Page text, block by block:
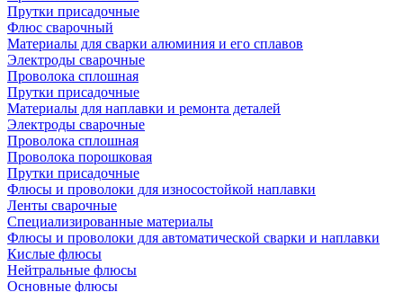
Прутки присадочные
Флюс сварочный
Материалы для сварки алюминия и его сплавов
Электроды сварочные
Проволока сплошная
Прутки присадочные
Материалы для наплавки и ремонта деталей
Электроды сварочные
Проволока сплошная
Проволока порошковая
Прутки присадочные
Флюсы и проволоки для износостойкой наплавки
Ленты сварочные
Специализированные материалы
Флюсы и проволоки для автоматической сварки и наплавки
Кислые флюсы
Нейтральные флюсы
Основные флюсы